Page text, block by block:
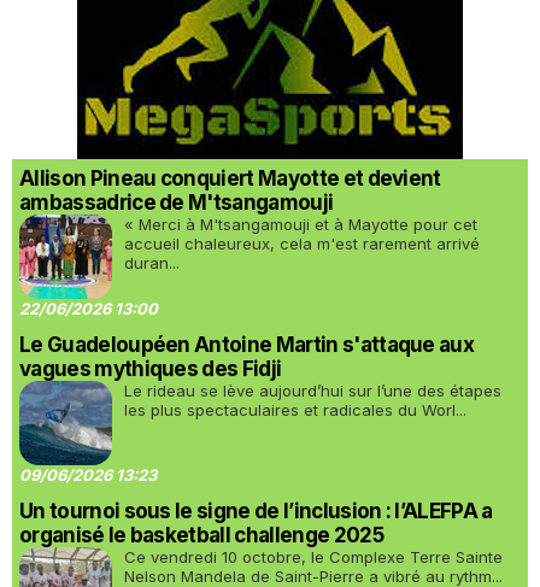
Allison Pineau conquiert Mayotte et devient
ambassadrice de M'tsangamouji
« Merci à M'tsangamouji et à Mayotte pour cet
accueil chaleureux, cela m'est rarement arrivé
duran...
22/06/2026 13:00
Le Guadeloupéen Antoine Martin s'attaque aux
vagues mythiques des Fidji
Le rideau se lève aujourd’hui sur l’une des étapes
les plus spectaculaires et radicales du Worl...
09/06/2026 13:23
Un tournoi sous le signe de l’inclusion : l’ALEFPA a
organisé le basketball challenge 2025
Ce vendredi 10 octobre, le Complexe Terre Sainte
Nelson Mandela de Saint-Pierre a vibré au rythm...